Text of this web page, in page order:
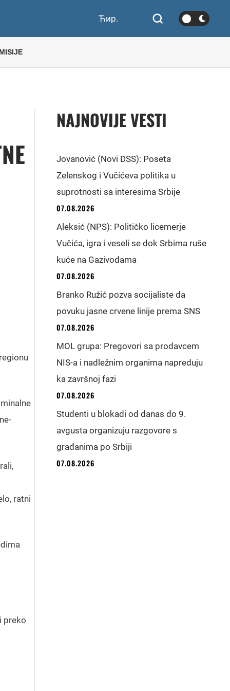
Ћир.
ratni
preko
NAJNOVIJE VESTI
Jovanović (Novi DSS): Poseta
Zelenskog i Vučićeva politika u
suprotnosti sa interesima Srbije
07.08.2026
Aleksić (NPS): Političko licemerje
Vučića, igra i veseli se dok Srbima ruše
kuće na Gazivodama
07.08.2026
Branko Ružić pozva socijaliste da
povuku jasne crvene linije prema SNS
07.08.2026
MOL grupa: Pregovori sa prodavcem
NIS-a i nadležnim organima napreduju
ka završnoj fazi
07.08.2026
Studenti u blokadi od danas do 9.
avgusta organizuju razgovore s
građanima po Srbiji
07.08.2026